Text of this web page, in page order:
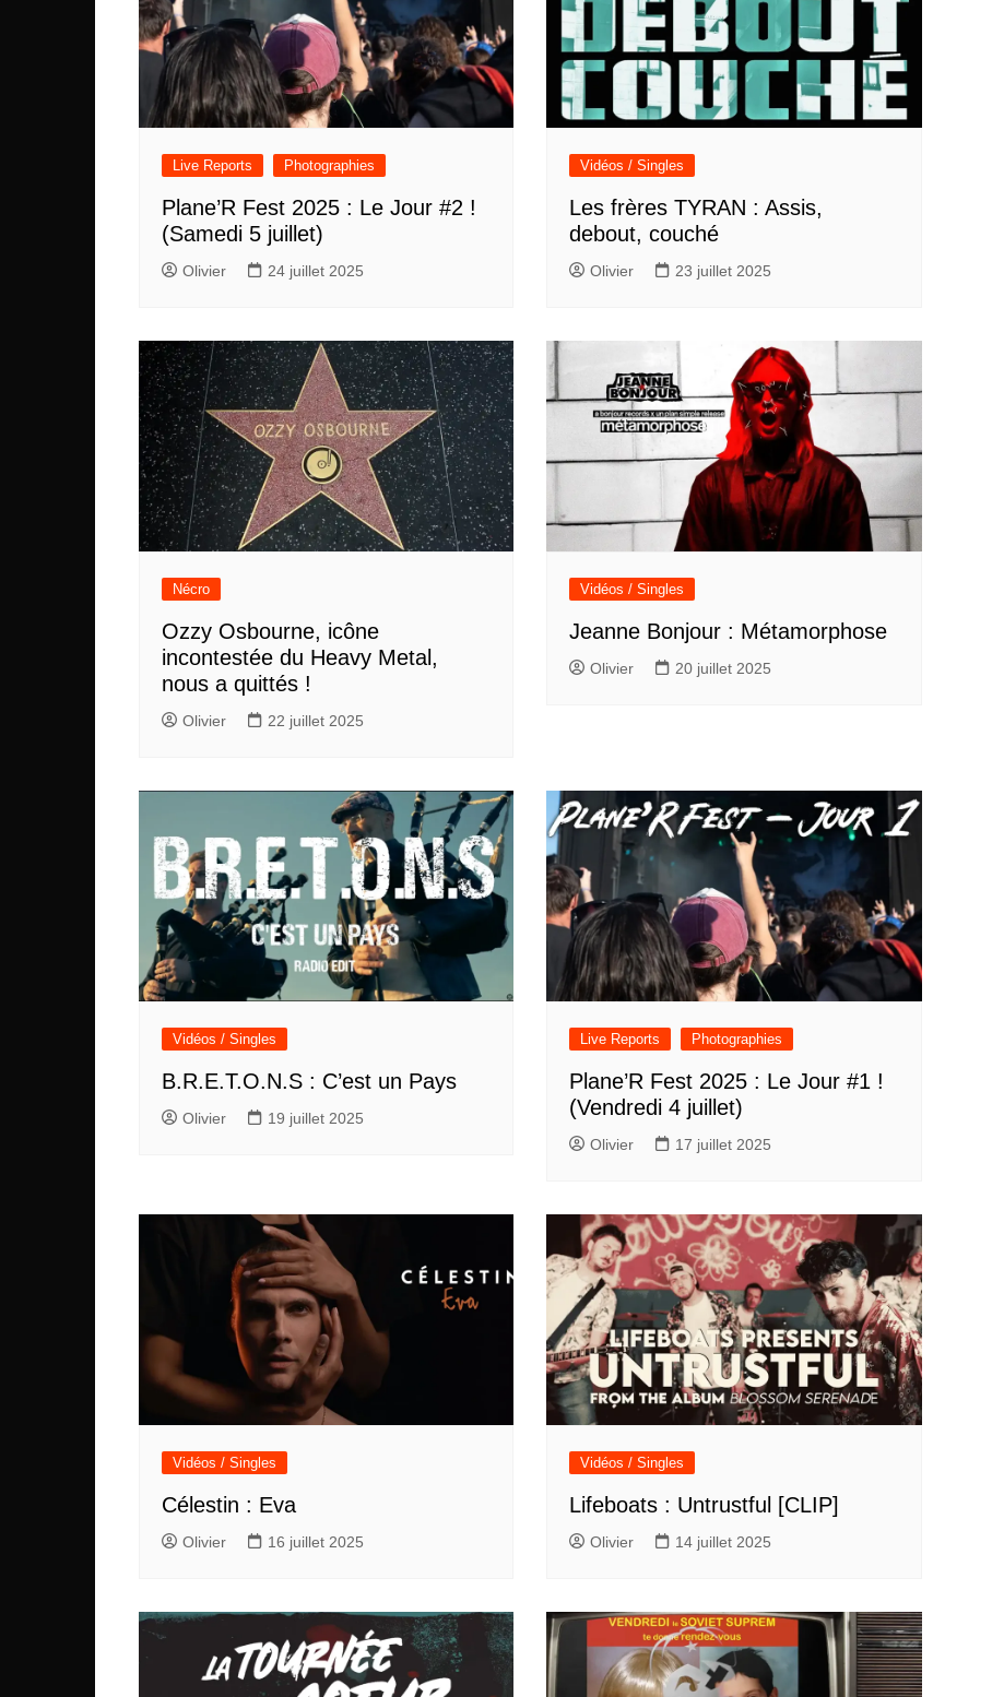
Live Reports Photographies
Plane’R Fest 2025 : Le Jour #2 !
(Samedi 5 juillet)
Olivier 24 juillet 2025
Vidéos / Singles
Les frères TYRAN : Assis,
debout, couché
Olivier 23 juillet 2025
Nécro
Ozzy Osbourne, icône
incontestée du Heavy Metal,
nous a quittés !
Olivier 22 juillet 2025
Vidéos / Singles
Jeanne Bonjour : Métamorphose
Olivier 20 juillet 2025
Vidéos / Singles
B.R.E.T.O.N.S : C’est un Pays
Olivier 19 juillet 2025
Live Reports Photographies
Plane’R Fest 2025 : Le Jour #1 !
(Vendredi 4 juillet)
Olivier 17 juillet 2025
Vidéos / Singles
Célestin : Eva
Olivier 16 juillet 2025
Vidéos / Singles
Lifeboats : Untrustful [CLIP]
Olivier 14 juillet 2025